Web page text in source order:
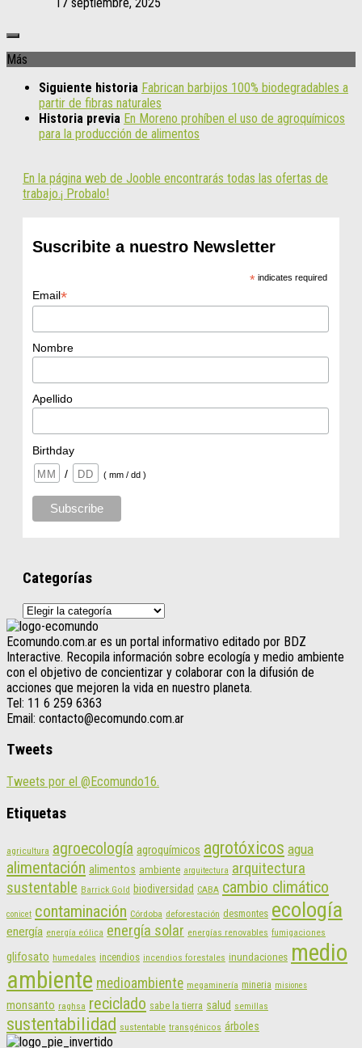
Más
Siguiente historia Fabrican barbijos 100% biodegradables a
partir de fibras naturales
Historia previa En Moreno prohíben el uso de agroquímicos
para la producción de alimentos
En la página web de Jooble encontrarás todas las ofertas de
trabajo.¡ Probalo!
Suscribite a nuestro Newsletter
*indicates required
Email*
Nombre
Apellido
Birthday
/
( mm / dd )
Categorías
Categorías
Ecomundo.com.ar es un portal informativo editado por BDZ
Interactive. Recopila información sobre ecología y medio ambiente
con el objetivo de concientizar y colaborar con la difusión de
acciones que mejoren la vida en nuestro planeta.
Tel: 11 6 259 6363
Email: contacto@ecomundo.com.ar
Tweets
Tweets por el @Ecomundo16.
Etiquetas
agricultura agroecología agroquímicos agrotóxicos agua
alimentación alimentos ambiente arquitectura arquitectura
sustentable Barrick Gold biodiversidad CABA cambio climático
conicet contaminación Córdoba deforestación desmontes ecología
energía energía eólica energía solar energías renovables fumigaciones
glifosato humedales incendios incendios forestales inundaciones medio
ambiente medioambiente megaminería mineria misiones
monsanto raghsa reciclado sabe la tierra salud semillas
sustentabilidad sustentable transgénicos árboles